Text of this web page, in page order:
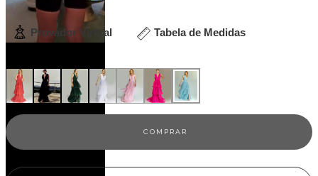
Provador Virtual Tabela de Medidas